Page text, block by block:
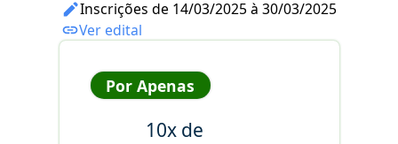
Inscrições de 14/03/2025 à 30/03/2025
Ver edital
Por Apenas
10x de